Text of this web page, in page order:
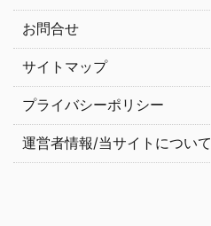
お問合せ
サイトマップ
プライバシーポリシー
運営者情報/当サイトについて